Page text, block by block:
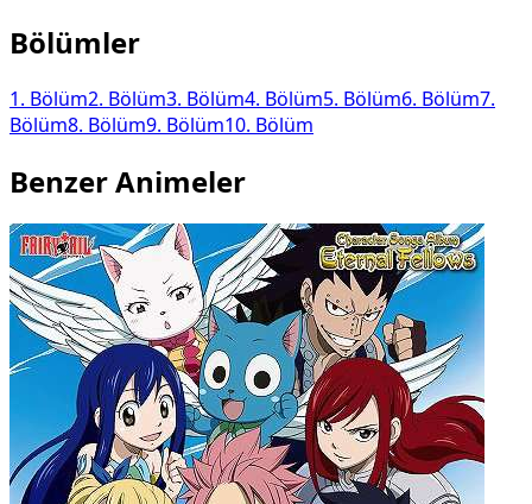
Bölümler
1. Bölüm2. Bölüm3. Bölüm4. Bölüm5. Bölüm6. Bölüm7.
Bölüm8. Bölüm9. Bölüm10. Bölüm
Benzer Animeler